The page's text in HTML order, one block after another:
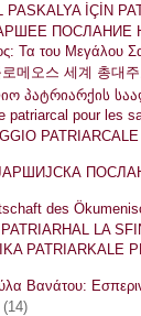
PASKALYA İÇİN
ПОСЛАНИЕ
Τα του Μεγάλου
메오스 세계 총대
პატრიარქის
patriarcal pour les
des
LA
PATRIARKALE
Βανάτου:
(14)